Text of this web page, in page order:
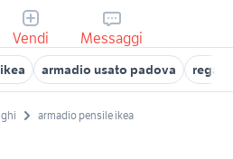
Vendi Messaggi
armadio usato padova
armadio pensile ikea